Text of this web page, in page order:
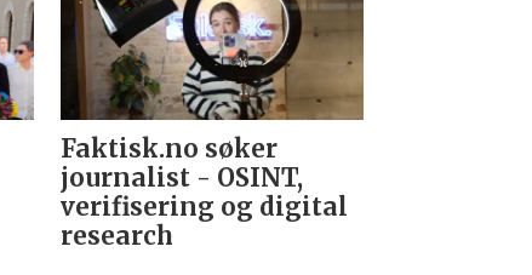
Faktisk.no søker
journalist - OSINT,
verifisering og digital
research­